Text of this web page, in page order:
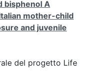
bisphenol A
mother-child
and juvenile
del progetto Life